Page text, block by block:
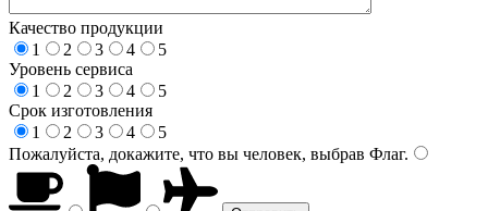
Качество продукции
1
2 3 4
5
Уровень сервиса
1
2 3 4
5
Срок изготовления
1
2 3 4
5
Пожалуйста, докажите, что вы человек, выбрав Флаг.